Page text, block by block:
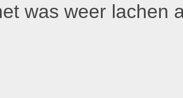
was weer lachen